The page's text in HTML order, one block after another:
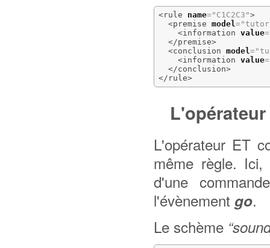
<rule name="C1C2C3">
<premise model=
<information value=
</premise>
<conclusion model=
<information value=
</conclusion>
</rule>
L'opérateur
L'opérateur ET
même règle. Ici,
d'une
l'évènement go.
Le schème